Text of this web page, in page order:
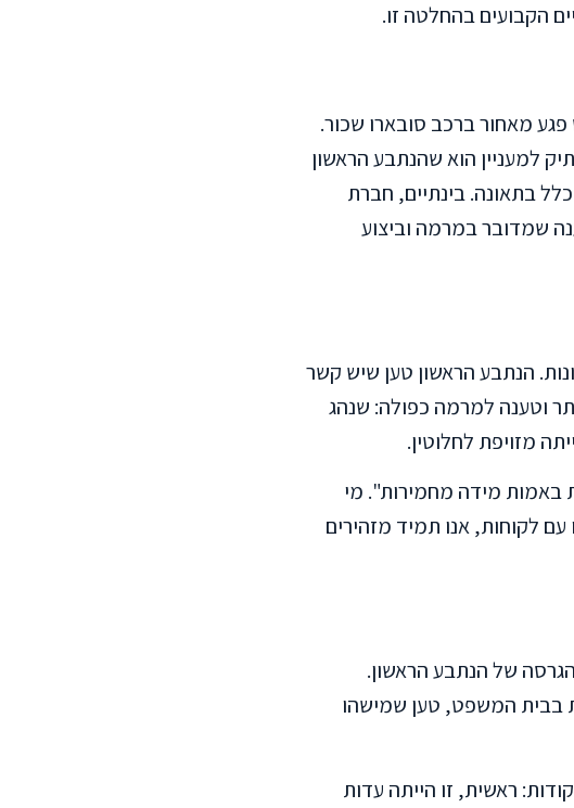
הקבועים בהחלטה זו.
תאונה בכביש 4: רכב לקסוס פגע מאחור ברכב סובארו שכור.
מה שהופך את התיק למעניין הוא שהנתבע הראשון
בתאונה. בינתיים, חברת
שמדובר במרמה וביצוע
הנתבע הראשון טען שיש קשר
וטענה למרמה כפולה: שנהג
מזויפת לחלוטין.
מידה מחמירות". מי
לקוחות, אנו תמיד מזהירים
של הנתבע הראשון.
בבית המשפט, טען שמישהו
ראשית, זו הייתה עדות